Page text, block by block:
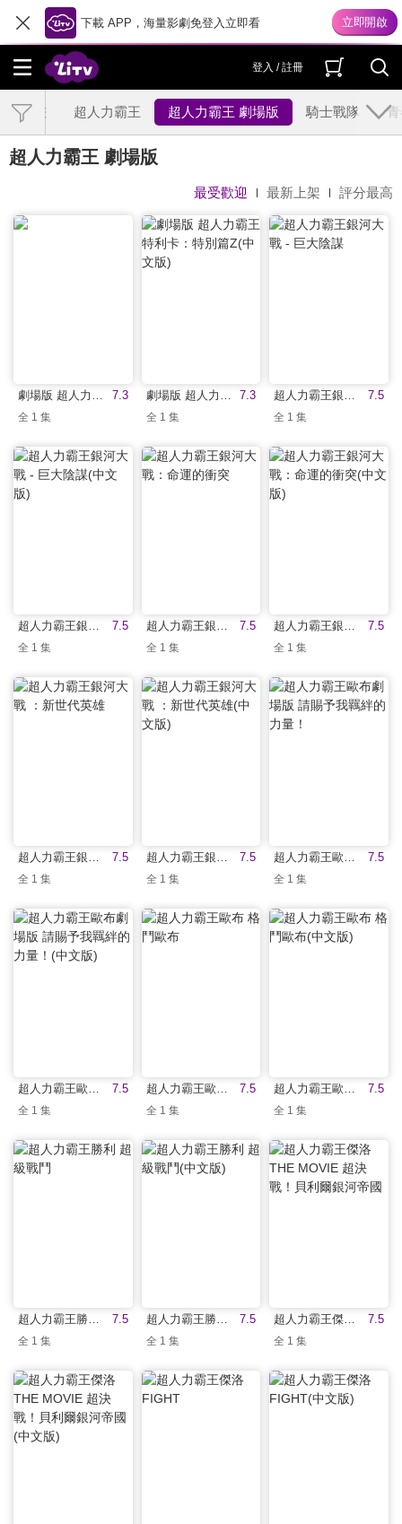
下載 APP，海量影劇免登入立即看
登入 / 註冊
國動畫 超人力霸王 超人力霸王 劇場版 騎士戰隊
超人力霸王 劇場版
最受歡迎 最新上架 評分最高
7.3
全 1 集
7.3
全 1 集
7.5
全 1 集
7.5
超人力霸王銀河大戰 - 巨大陰謀(中文版)
全 1 集
7.5
超人力霸王銀河大戰：命運的衝突
全 1 集
7.5
超人力霸王銀河大戰：命運的衝突(中文版)
全 1 集
7.5
超人力霸王銀河大戰 ：新世代英雄
全 1 集
7.5
超人力霸王銀河大戰 ：新世代英雄(中文版)
全 1 集
7.5
超人力霸王歐布劇場版 請賜予我羈絆的力量！
全 1 集
7.5
全 1 集
7.5
全 1 集
7.5
全 1 集
7.5
超人力霸王勝利 超級戰鬥
全 1 集
7.5
超人力霸王勝利 超級戰鬥(中文版)
全 1 集
7.5
超人力霸王傑洛 THE MOVIE 超決戰！貝利爾銀河帝國
全 1 集